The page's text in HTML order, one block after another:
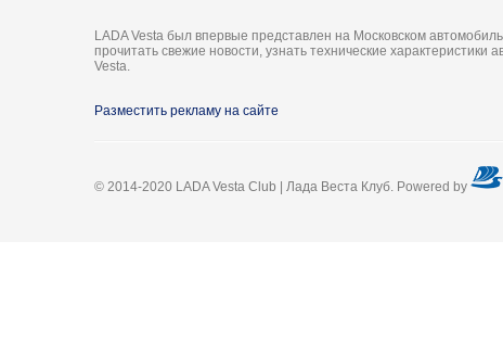
LADA Vesta был впервые представлен на Московском
прочитать свежие новости, узнать технические
Vesta.
Разместить рекламу на сайте
© 2014-2020 LADA Vesta Club | Лада Веста Клуб. Powered by